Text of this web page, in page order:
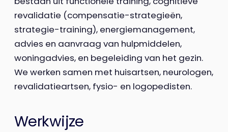
revalidatie (compensatie-strategieën,
strategie-training), energiemanagement,
advies en aanvraag van hulpmiddelen,
woningadvies, en begeleiding van het gezin.
We werken samen met huisartsen, neurologen,
revalidatieartsen, fysio- en logopedisten.
Werkwijze